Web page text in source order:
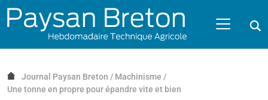
Passer au contenu
NAVIGATION MOBILE
NAVIGATION
PRINCIPALE
Journal Paysan Breton / Machinisme /
Une tonne en propre pour épandre vite et bien